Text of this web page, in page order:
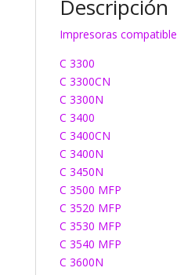
Descripción
Impresoras
C 3300
C 3300CN
C 3300N
C 3400
C 3400CN
C 3400N
C 3450N
C 3500 MFP
C 3520 MFP
C 3530 MFP
C 3540 MFP
C 3600N